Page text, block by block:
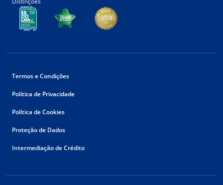
Termos e Condições
Política de Privacidade
Política de Cookies
Proteção de Dados
Intermediação de Crédito